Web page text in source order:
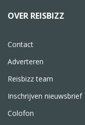
OVER REISBIZZ
Contact
Adverteren
Reisbizz team
Inschrijven nieuwsbrief
Colofon